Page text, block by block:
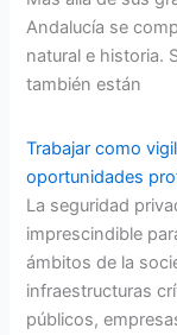
Andalucía se
natural e historia.
también están
Trabajar como
oportunidades
La seguridad
imprescindible
ámbitos de la
infraestructuras
públicos,